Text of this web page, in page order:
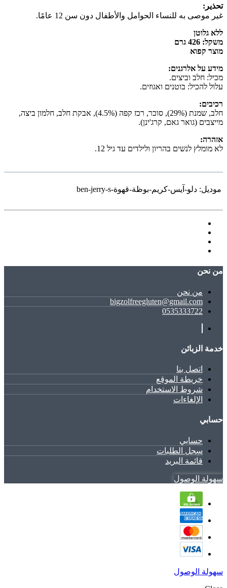
تحذير:
غير موصى به للنساء الحوامل والأطفال دون سن 12 عامًا.
ללא גלוטן
משקל: 426 גרם
מוצר קפוא
מידע על אלרגנים:
מכיל: חלב וביצים.
עלול להכיל: בוטנים ואגוזים.
רכיבים:
חלב, שמנת (29%), סוכר, רכז קפה (4.5%), אבקת חלב, חלמון ביצה,
מייצבים (גואר גאם, קרג'ינן).
אזהרה:
לא מומלץ לנשים בהריון ולילדים עד גיל 12.
موديل: دلو-آيس-كريم-بوظة-قهوة-ben-jerry-s
ﻣﻦ ﻧﺤﻦ
ﻣﻦ ﻧﺤﻦ
bigzolfreegluten@gmail.com
0535333722
خدمة الزبائن
اتصل بنا
خريطة الموقع
شروط الاستخدام
الإلغاءات
حسابي
حسابي
سِجل الطلبات
قائمة البريد
سهولة الوصول
سهولة الوصول